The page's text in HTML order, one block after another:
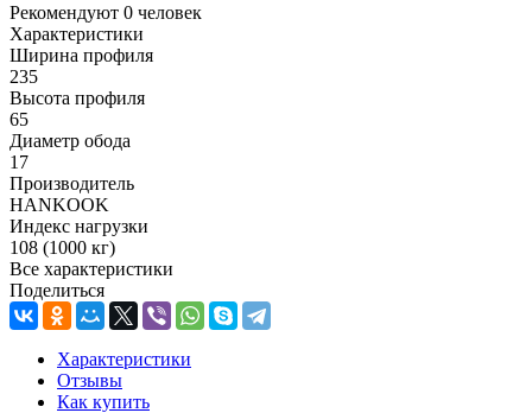
Рекомендуют 0 человек
Характеристики
Ширина профиля
235
Высота профиля
65
Диаметр обода
17
Производитель
HANKOOK
Индекс нагрузки
108 (1000 кг)
Все характеристики
Поделиться
Характеристики
Отзывы
Как купить